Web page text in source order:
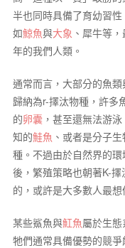
半也同時具備了育幼習
如鯨魚與大象 、犀牛等
年的我們人類。
通常而言，大部分的魚
歸納為r-擇汰物種，許多
的卵囊 ，甚至還無法游
知的鮭魚 、或者是分子
種。不過由於自然界的
後，繁殖策略也朝著K-
的，或許是大多數人最
某些鯊魚與魟魚屬於生
牠們通常具備優勢的競